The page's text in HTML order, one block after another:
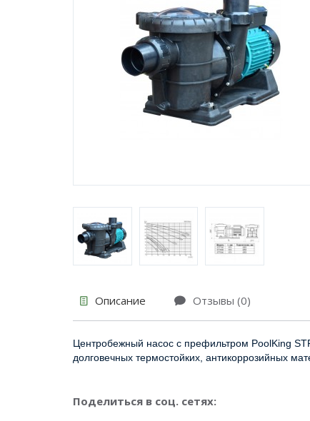
Описание Отзывы (0)
Центробежный насос с префильтром PoolKing
долговечных термостойких, антикоррозийных
Поделиться в соц. сетях: